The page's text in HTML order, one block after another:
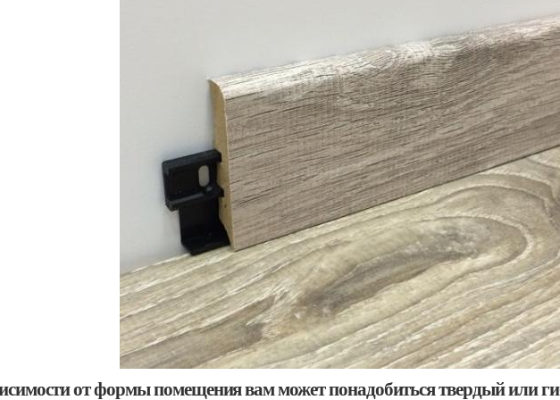
от формы помещения вам может понадобиться твердый или